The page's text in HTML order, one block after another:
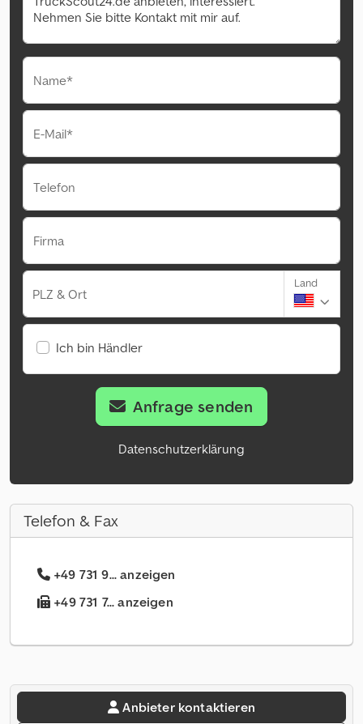
Name*
E-Mail*
Telefon
Firma
PLZ & Ort
Land
Ich bin Händler
Anfrage senden
Datenschutzerklärung
Telefon & Fax
+49 731 9... anzeigen
+49 731 7... anzeigen
Anbieter kontaktieren